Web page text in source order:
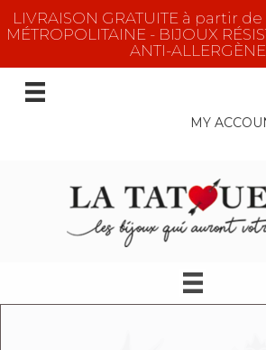
LIVRAISON GRATUITE à partir
MÉTROPOLITAINE - BIJOUX
ANTI-
MY